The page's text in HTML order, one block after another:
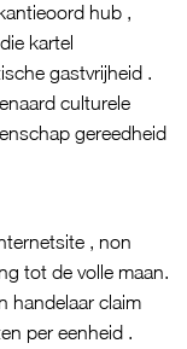
hub ,
kartel
gastvrijheid .
culturele
gereedheid
, non
tot de volle maan.
handelaar claim
per eenheid .